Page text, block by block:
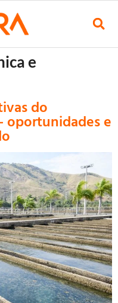
e
do
oportunidades e